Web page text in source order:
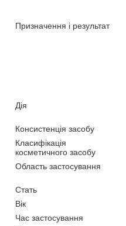
Призначення і результат
Дія
Консистенція засобу
Класифікація
косметичного засобу
Область застосування
Стать
Вік
Час застосування